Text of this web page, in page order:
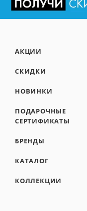
АКЦИИ
СКИДКИ
НОВИНКИ
ПОДАРОЧНЫЕ
СЕРТИФИКАТЫ
БРЕНДЫ
КАТАЛОГ
КОЛЛЕКЦИИ